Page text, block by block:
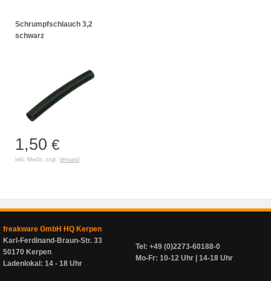
Schrumpfschlauch 3,2
schwarz
1,50 €
inkl. MwSt. zzgl. Versand
freakware GmbH HQ Kerpen
Karl-Ferdinand-Braun-Str. 33
50170 Kerpen
Ladenlokal: 14 - 18 Uhr
Tel: +49 (0)2273-60188-0
Mo-Fr: 10-12 Uhr | 14-18 Uhr